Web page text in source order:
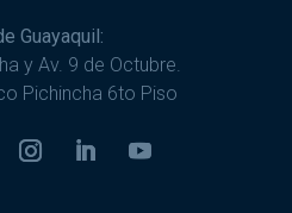
Guayaquil:
y Av. 9 de Octubre.
Pichincha 6to Piso